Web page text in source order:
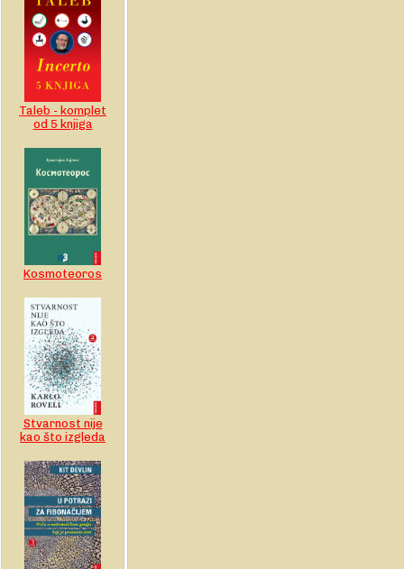
Taleb - komplet
od 5 knjiga
Kosmoteoros
Stvarnost nije
kao što izgleda